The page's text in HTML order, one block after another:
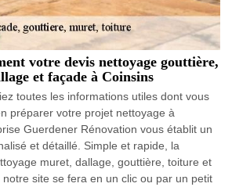
votre devis nettoyage gouttière,
et façade à Coinsins
toutes les informations utiles dont vous
préparer votre projet nettoyage à
Guerdener Rénovation vous établit un
et détaillé. Simple et rapide, la
muret, dallage, gouttière, toiture et
site se fera en un clic ou par un petit